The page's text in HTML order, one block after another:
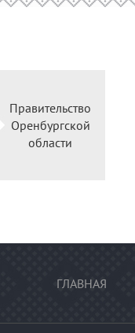
Правительство
Оренбургской
области
ГЛАВНАЯ